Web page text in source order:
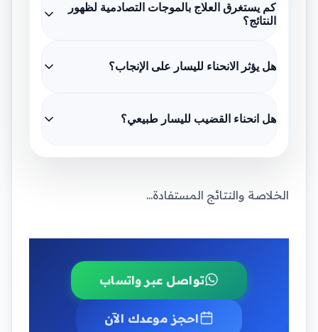
كم يستغرق العلاج بالموجات التصادمية لظهور
النتائج؟
هل يؤثر الانحناء لليسار على الإنجاب؟
هل انحناء القضيب لليسار طبيعي؟
الخلاصة والنتائج المستفادة...
تواصل عبر واتساب
احجز موعدك الآن